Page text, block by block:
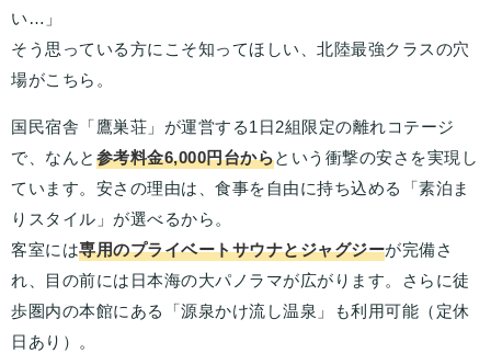
い…」
そう思っている方にこそ知ってほしい、北陸最強クラスの穴
場がこちら。
国民宿舎「鷹巣荘」が運営する1日2組限定の離れコテージ
で、なんと 参考料金6,000円台からという衝撃の安さを実現し
ています。安さの理由は、食事を自由に持ち込める「素泊ま
りスタイル」が選べるから。
客室には専用のプライベートサウナとジャグジーが完備さ
れ、目の前には日本海の大パノラマが広がります。さらに徒
歩圏内の本館にある「源泉かけ流し温泉」も利用可能（定休
日あり）。